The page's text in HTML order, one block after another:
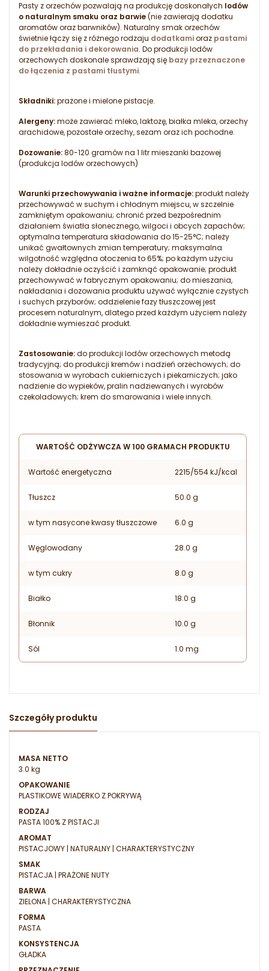
Pasty z orzechów pozwalają na produkcję doskonałych lodów
o naturalnym smaku oraz barwie(nie zawierają dodatku
aromatów oraz barwników). Naturalny smak orzechów
świetnie łączy się z różnego rodzaju dodatkamioraz pastami
do przekładania i dekorowania. Do produkcji lodów
orzechowych doskonale sprawdzają się bazy przeznaczone
do łączenia z pastami tłustymi.
Składniki:prażone i mielone pistacje.
Alergeny:może zawierać mleko, laktozę, białka mleka, orzechy
arachidowe, pozostałe orzechy, sezam oraz ich pochodne.
Dozowanie:80-120 gramów na 1 litr mieszanki bazowej
(produkcja lodów orzechowych)
Warunki przechowywania i ważne informacje:produkt należy
przechowywać w suchym i chłodnym miejscu, w szczelnie
zamkniętym opakowaniu; chronić przed bezpośrednim
działaniem światła słonecznego, wilgoci i obcych zapachów;
optymalna temperatura składowania do 15-25°C; należy
unikać gwałtownych zmian temperatury; maksymalna
wilgotność względna otoczenia to 65%; po każdym użyciu
należy dokładnie oczyścić i zamknąć opakowanie; produkt
przechowywać w fabrycznym opakowaniu; do mieszania,
nakładania i dozowania produktu używać wyłącznie czystych
i suchych przyborów; oddzielenie fazy tłuszczowej jest
procesem naturalnym, dlatego przed każdym użyciem należy
dokładnie wymieszać produkt.
Zastosowanie:do produkcji lodów orzechowych metodą
tradycyjną; do produkcji kremów i nadzień orzechowych; do
stosowania w wyrobach cukierniczych i piekarniczych; jako
nadzienie do wypieków, pralin nadziewanych i wyrobów
czekoladowych; krem do smarowania i wiele innych.
WARTOŚĆ ODŻYWCZA W 100 GRAMACH PRODUKTU
Wartość energetyczna 2215/554 kJ/kcal
Tłuszcz 50.0 g
w tym nasycone kwasy tłuszczowe 6.0 g
Węglowodany 28.0 g
w tym cukry 8.0 g
Białko 18.0 g
Błonnik 10.0 g
Sól 1.0 mg
Szczegóły produktu
MASA NETTO
3.0 kg
OPAKOWANIE
PLASTIKOWE WIADERKO Z POKRYWĄ
RODZAJ
PASTA 100% Z PISTACJI
AROMAT
PISTACJOWY | NATURALNY | CHARAKTERYSTYCZNY
SMAK
PISTACJA | PRAŻONE NUTY
BARWA
ZIELONA | CHARAKTERYSTYCZNA
FORMA
PASTA
KONSYSTENCJA
GŁADKA